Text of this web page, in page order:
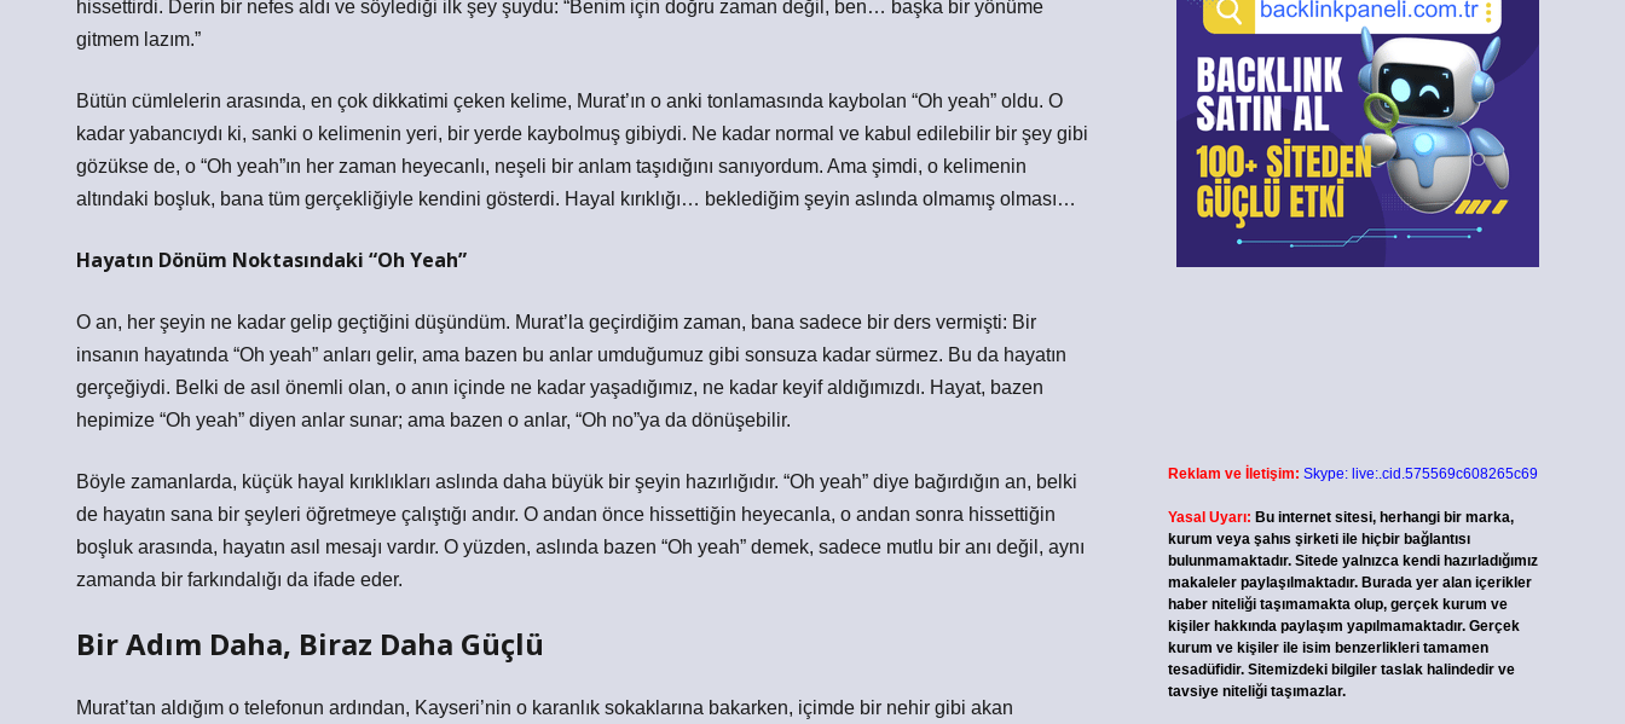
hissettirdi. Derin bir nefes aldı ve söylediği ilk şey şuydu: “Benim için doğru zaman değil, ben… başka bir yönüme
gitmem lazım.”
Bütün cümlelerin arasında, en çok dikkatimi çeken kelime, Murat’ın o anki tonlamasında kaybolan “Oh yeah” oldu. O
kadar yabancıydı ki, sanki o kelimenin yeri, bir yerde kaybolmuş gibiydi. Ne kadar normal ve kabul edilebilir bir şey gibi
gözükse de, o “Oh yeah”ın her zaman heyecanlı, neşeli bir anlam taşıdığını sanıyordum. Ama şimdi, o kelimenin
altındaki boşluk, bana tüm gerçekliğiyle kendini gösterdi. Hayal kırıklığı… beklediğim şeyin aslında olmamış olması…
Hayatın Dönüm Noktasındaki “Oh Yeah”
O an, her şeyin ne kadar gelip geçtiğini düşündüm. Murat’la geçirdiğim zaman, bana sadece bir ders vermişti: Bir
insanın hayatında “Oh yeah” anları gelir, ama bazen bu anlar umduğumuz gibi sonsuza kadar sürmez. Bu da hayatın
gerçeğiydi. Belki de asıl önemli olan, o anın içinde ne kadar yaşadığımız, ne kadar keyif aldığımızdı. Hayat, bazen
hepimize “Oh yeah” diyen anlar sunar; ama bazen o anlar, “Oh no”ya da dönüşebilir.
Böyle zamanlarda, küçük hayal kırıklıkları aslında daha büyük bir şeyin hazırlığıdır. “Oh yeah” diye bağırdığın an, belki
de hayatın sana bir şeyleri öğretmeye çalıştığı andır. O andan önce hissettiğin heyecanla, o andan sonra hissettiğin
boşluk arasında, hayatın asıl mesajı vardır. O yüzden, aslında bazen “Oh yeah” demek, sadece mutlu bir anı değil, aynı
zamanda bir farkındalığı da ifade eder.
Bir Adım Daha, Biraz Daha Güçlü
Murat’tan aldığım o telefonun ardından, Kayseri’nin o karanlık sokaklarına bakarken, içimde bir nehir gibi akan
Reklam ve İletişim: Skype: live:.cid.575569c608265c69
Yasal Uyarı: Bu internet sitesi, herhangi bir marka,
kurum veya şahıs şirketi ile hiçbir bağlantısı
bulunmamaktadır. Sitede yalnızca kendi hazırladığımız
makaleler paylaşılmaktadır. Burada yer alan içerikler
haber niteliği taşımamakta olup, gerçek kurum ve
kişiler hakkında paylaşım yapılmamaktadır. Gerçek
kurum ve kişiler ile isim benzerlikleri tamamen
tesadüfidir. Sitemizdeki bilgiler taslak halindedir ve
tavsiye niteliği taşımazlar.